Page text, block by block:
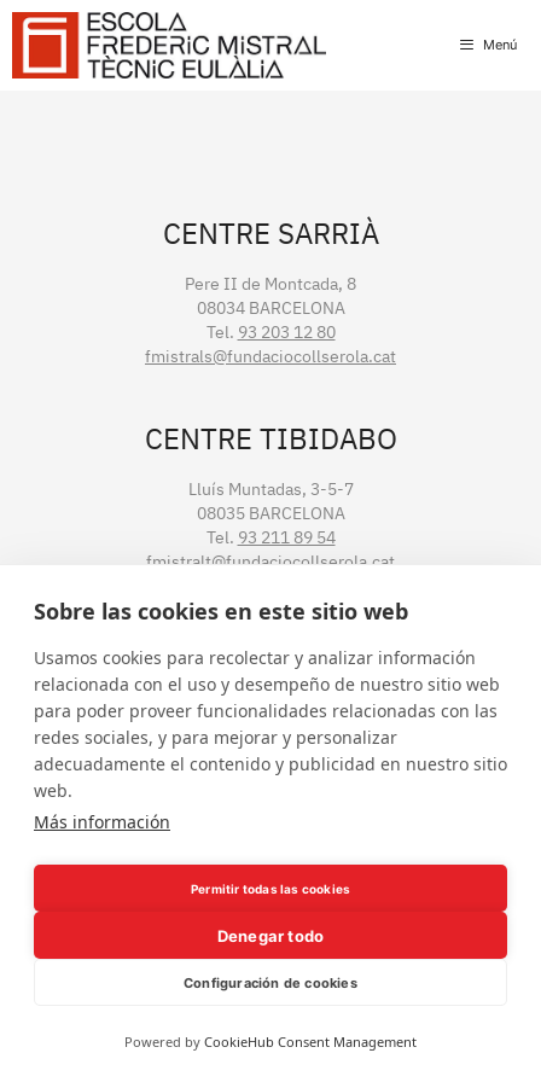
Skip
Menú
CENTRE SARRIÀ
Pere II de Montcada, 8
08034 BARCELONA
Tel. 93 203 12 80
fmistrals@fundaciocollserola.cat
CENTRE TIBIDABO
Lluís Muntadas, 3-5-7
08035 BARCELONA
Tel. 93 211 89 54
fmistralt@fundaciocollserola.cat
Instagram
Facebook
LinkedIn
YouTube
Borsa de treball
Sobre las cookies en este sitio web
Usamos cookies para recolectar y analizar información
relacionada con el uso y desempeño de nuestro sitio web
para poder proveer funcionalidades relacionadas con las
redes sociales, y para mejorar y personalizar
adecuadamente el contenido y publicidad en nuestro sitio
web.
Más información
Permitir todas las cookies
Denegar todo
Configuración de cookies
Powered by CookieHub Consent Management